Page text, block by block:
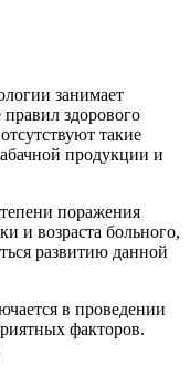
занимает
здорового
такие
продукции и
поражения
и возраста больного,
развитию данной
в проведении
факторов.